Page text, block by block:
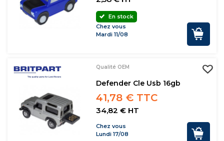
En stock
Chez vous
Mardi 11/08
Qualité OEM
Defender Cle Usb 16gb
41,78 € TTC
34,82 € HT
Chez vous
Lundi 17/08